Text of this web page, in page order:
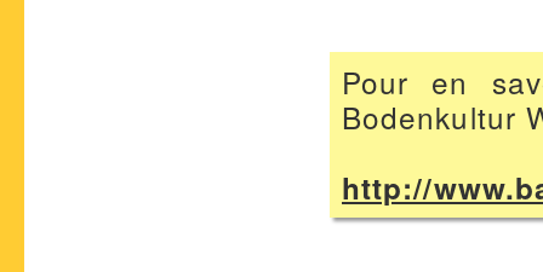
Pour en
Bodenkultur
http://